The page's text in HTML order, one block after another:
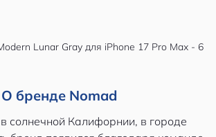
О бренде Nomad
солнечной Калифорнии, в городе